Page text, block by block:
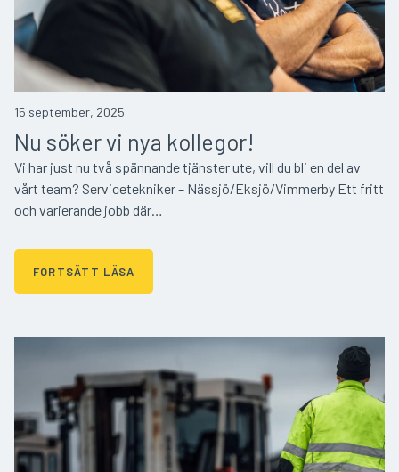
15 september, 2025
Nu söker vi nya kollegor!
Vi har just nu två spännande tjänster ute, vill du bli en del av
vårt team? Servicetekniker – Nässjö/Eksjö/Vimmerby Ett fritt
och varierande jobb där…
FORTSÄTT LÄSA